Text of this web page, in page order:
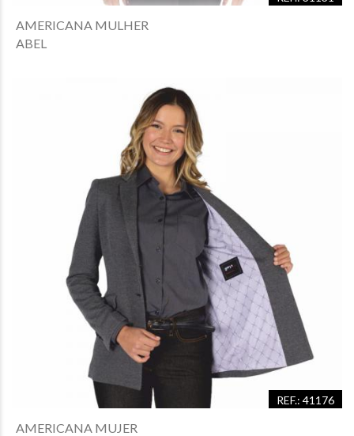
AMERICANA MULHER
ABEL
REF.: 41176
AMERICANA MUJER